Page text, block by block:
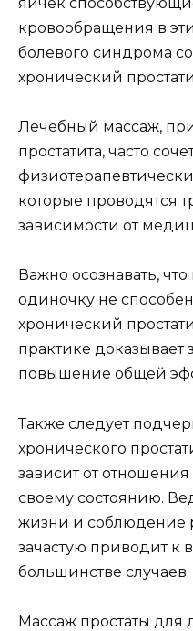
кровообращения в
болевого синдрома
хронический
Лечебный массаж,
простатита, часто
которые проводятся
зависимости от
Важно осознавать,
одиночку не
хронический
практике доказывает
повышение общей
Также следует
хронического
зависит от
своему состоянию.
жизни и соблюдение
зачастую приводит к
большинстве случаев.
Массаж простаты для